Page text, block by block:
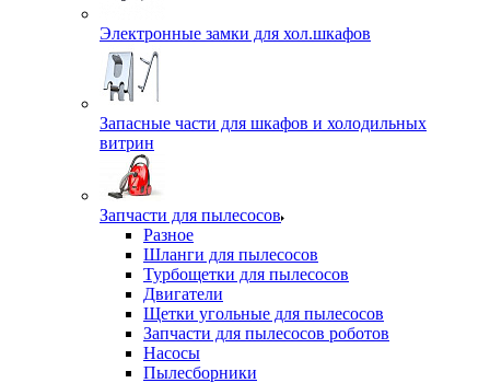
Электронные замки для хол.шкафов
Запасные части для шкафов и холодильных
витрин
Запчасти для пылесосов
Разное
Шланги для пылесосов
Турбощетки для пылесосов
Двигатели
Щетки угольные для пылесосов
Запчасти для пылесосов роботов
Насосы
Пылесборники